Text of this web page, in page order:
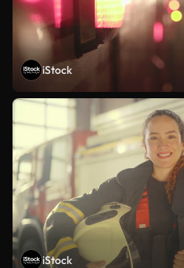
iStock
iStock